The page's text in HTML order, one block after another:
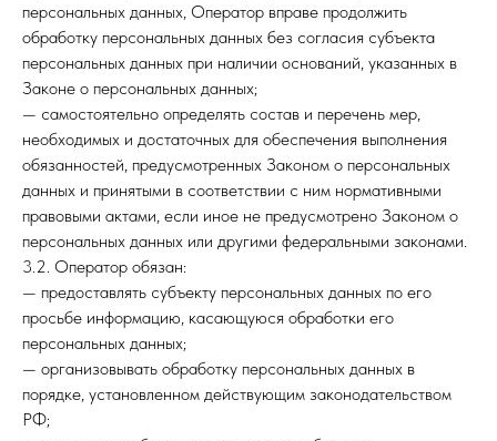
персональных данных, Оператор вправе продолжить
обработку персональных данных без согласия субъекта
персональных данных при наличии оснований, указанных в
Законе о персональных данных;
— самостоятельно определять состав и перечень мер,
необходимых и достаточных для обеспечения выполнения
обязанностей, предусмотренных Законом о персональных
данных и принятыми в соответствии с ним нормативными
правовыми актами, если иное не предусмотрено Законом о
персональных данных или другими федеральными законами.
3.2. Оператор обязан:
— предоставлять субъекту персональных данных по его
просьбе информацию, касающуюся обработки его
персональных данных;
— организовывать обработку персональных данных в
порядке, установленном действующим законодательством
РФ;